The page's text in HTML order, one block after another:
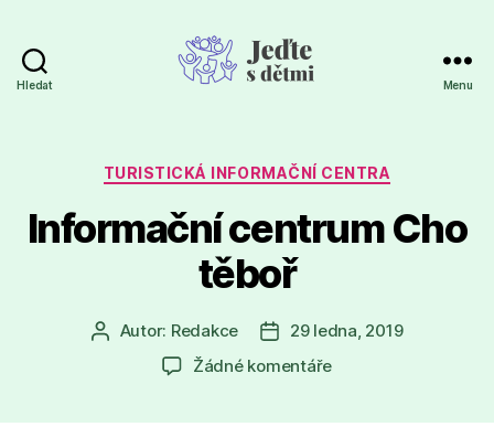
Hledat Menu
Rubriky
TURISTICKÁ INFORMAČNÍ CENTRA
Informační centrum Cho
těboř
Autor
příspěvku
Autor: Redakce
Datum
příspěvku
29 ledna, 2019
Žádné komentářeu